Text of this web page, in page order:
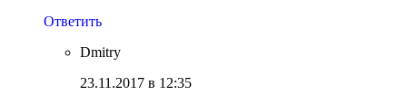
Ответить
Dmitry
23.11.2017 в 12:35